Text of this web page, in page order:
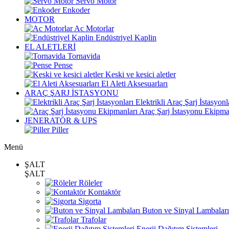
Enkoder
MOTOR
Ac Motorlar
Endüstriyel Kaplin
EL ALETLERİ
Tornavida
Pense
Keski ve kesici aletler
El Aleti Aksesuarları
ARAÇ ŞARJ İSTASYONU
Elektrikli Araç Şarj
Araç Şarj İstasyonu
JENERATÖR & UPS
Piller
Menü
ŞALT
ŞALT
Röleler
Kontaktör
Sigorta
Buton ve Sinyal Lambaları
Trafolar